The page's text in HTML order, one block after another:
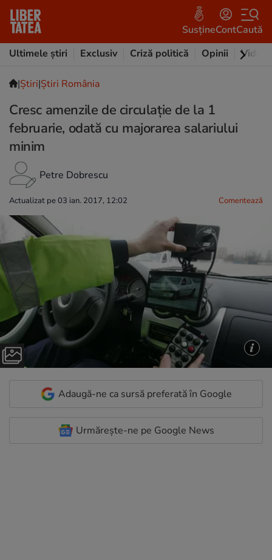
SusțineContCaută
Ultimele știri
Exclusiv Criză politică Opinii Video
|Ştiri|Știri România
Cresc amenzile de circulație de la 1
februarie, odată cu majorarea salariului
minim
Petre Dobrescu
Actualizat pe 03 ian. 2017, 12:02 Comentează
Adaugă-ne ca sursă preferată în Google
Urmărește-ne pe Google News